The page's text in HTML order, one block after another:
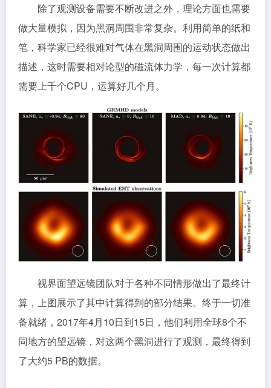
除了观测设备需要不断改进之外，理论方面也需要
做大量模拟，因为黑洞周围非常复杂。利用简单的纸和
笔，科学家已经很难对气体在黑洞周围的运动状态做出
描述，这时需要相对论型的磁流体力学，每一次计算都
需要上千个CPU，运算好几个月。
视界面望远镜团队对于各种不同情形做出了最终计
算，上图展示了其中计算得到的部分结果。终于一切准
备就绪，2017年4月10日到15日，他们利用全球8个不
同地方的望远镜，对这两个黑洞进行了观测，最终得到
了大约5 PB的数据。